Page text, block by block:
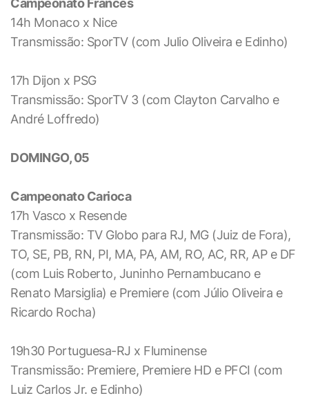
Campeonato Francês
14h Monaco x Nice
Transmissão: SporTV (com Julio Oliveira e Edinho)
17h Dijon x PSG
Transmissão: SporTV 3 (com Clayton Carvalho e
André Loffredo)
DOMINGO, 05
Campeonato Carioca
17h Vasco x Resende
Transmissão: TV Globo para RJ, MG (Juiz de Fora),
TO, SE, PB, RN, PI, MA, PA, AM, RO, AC, RR, AP e DF
(com Luis Roberto, Juninho Pernambucano e
Renato Marsiglia) e Premiere (com Júlio Oliveira e
Ricardo Rocha)
19h30 Portuguesa-RJ x Fluminense
Transmissão: Premiere, Premiere HD e PFCI (com
Luiz Carlos Jr. e Edinho)